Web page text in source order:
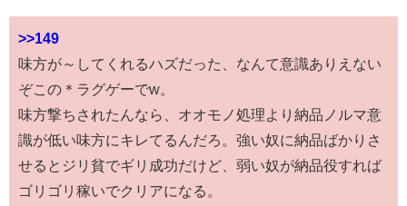
>>149
味方が～してくれるハズだった、なんて意識ありえない
ぞこの＊ラグゲーでw。
味方撃ちされたんなら、オオモノ処理より納品ノルマ意
識が低い味方にキレてるんだろ。強い奴に納品ばかりさ
せるとジリ貧でギリ成功だけど、弱い奴が納品役すれば
ゴリゴリ稼いでクリアになる。